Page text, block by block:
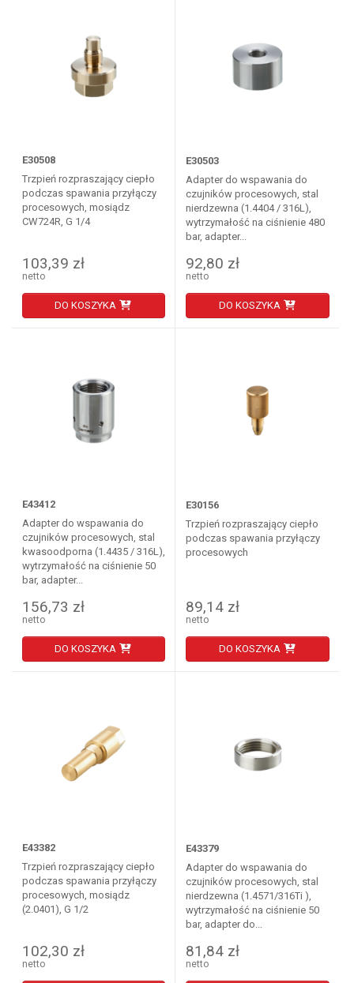
E30508
Trzpień rozpraszający ciepło
podczas spawania przyłączy
procesowych, mosiądz
CW724R, G 1/4
103,39 zł
netto
DO KOSZYKA
E30503
Adapter do wspawania do
czujników procesowych, stal
nierdzewna (1.4404 / 316L),
wytrzymałość na ciśnienie 480
bar, adapter...
92,80 zł
netto
DO KOSZYKA
E43412
Adapter do wspawania do
czujników procesowych, stal
kwasoodporna (1.4435 / 316L),
wytrzymałość na ciśnienie 50
bar, adapter...
156,73 zł
netto
DO KOSZYKA
E30156
Trzpień rozpraszający ciepło
podczas spawania przyłączy
procesowych
89,14 zł
netto
DO KOSZYKA
E43382
Trzpień rozpraszający ciepło
podczas spawania przyłączy
procesowych, mosiądz
(2.0401), G 1/2
102,30 zł
netto
E43379
Adapter do wspawania do
czujników procesowych, stal
nierdzewna (1.4571/316Ti ),
wytrzymałość na ciśnienie 50
bar, adapter do...
81,84 zł
netto